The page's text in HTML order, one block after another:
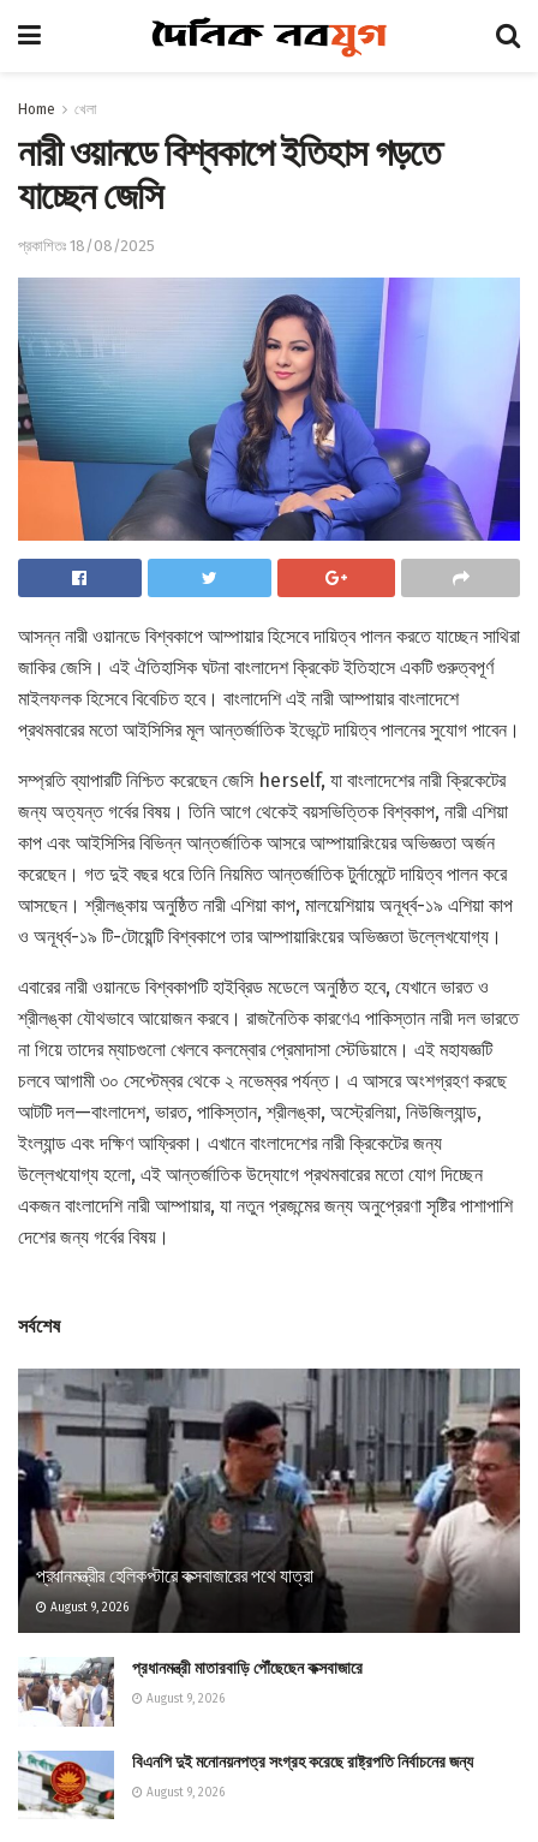
Home খেলা
নারী ওয়ানডে বিশ্বকাপে ইতিহাস গড়তে
যাচ্ছেন জেসি
প্রকাশিতঃ 18/08/2025
আসন্ন নারী ওয়ানডে বিশ্বকাপে আম্পায়ার হিসেবে দায়িত্ব পালন করতে যাচ্ছেন সাথিরা
জাকির জেসি। এই ঐতিহাসিক ঘটনা বাংলাদেশ ক্রিকেট ইতিহাসে একটি গুরুত্বপূর্ণ
মাইলফলক হিসেবে বিবেচিত হবে। বাংলাদেশি এই নারী আম্পায়ার বাংলাদেশে
প্রথমবারের মতো আইসিসির মূল আন্তর্জাতিক ইভেন্টে দায়িত্ব পালনের সুযোগ পাবেন।
সম্প্রতি ব্যাপারটি নিশ্চিত করেছেন জেসি herself, যা বাংলাদেশের নারী ক্রিকেটের
জন্য অত্যন্ত গর্বের বিষয়। তিনি আগে থেকেই বয়সভিত্তিক বিশ্বকাপ, নারী এশিয়া
কাপ এবং আইসিসির বিভিন্ন আন্তর্জাতিক আসরে আম্পায়ারিংয়ের অভিজ্ঞতা অর্জন
করেছেন। গত দুই বছর ধরে তিনি নিয়মিত আন্তর্জাতিক টুর্নামেন্টে দায়িত্ব পালন করে
আসছেন। শ্রীলঙ্কায় অনুষ্ঠিত নারী এশিয়া কাপ, মালয়েশিয়ায় অনূর্ধ্ব-১৯ এশিয়া কাপ
ও অনূর্ধ্ব-১৯ টি-টোয়েন্টি বিশ্বকাপে তার আম্পায়ারিংয়ের অভিজ্ঞতা উল্লেখযোগ্য।
এবারের নারী ওয়ানডে বিশ্বকাপটি হাইব্রিড মডেলে অনুষ্ঠিত হবে, যেখানে ভারত ও
শ্রীলঙ্কা যৌথভাবে আয়োজন করবে। রাজনৈতিক কারণেএ পাকিস্তান নারী দল ভারতে
না গিয়ে তাদের ম্যাচগুলো খেলবে কলম্বোর প্রেমাদাসা স্টেডিয়ামে। এই মহাযজ্ঞটি
চলবে আগামী ৩০ সেপ্টেম্বর থেকে ২ নভেম্বর পর্যন্ত। এ আসরে অংশগ্রহণ করছে
আটটি দল—বাংলাদেশ, ভারত, পাকিস্তান, শ্রীলঙ্কা, অস্ট্রেলিয়া, নিউজিল্যান্ড,
ইংল্যান্ড এবং দক্ষিণ আফ্রিকা। এখানে বাংলাদেশের নারী ক্রিকেটের জন্য
উল্লেখযোগ্য হলো, এই আন্তর্জাতিক উদ্যোগে প্রথমবারের মতো যোগ দিচ্ছেন
একজন বাংলাদেশি নারী আম্পায়ার, যা নতুন প্রজন্মের জন্য অনুপ্রেরণা সৃষ্টির পাশাপাশি
দেশের জন্য গর্বের বিষয়।
সর্বশেষ
প্রধানমন্ত্রীর হেলিকপ্টারে কক্সবাজারের পথে যাত্রা
August 9, 2026
প্রধানমন্ত্রী মাতারবাড়ি পৌঁছেছেন কক্সবাজারে
August 9, 2026
বিএনপি দুই মনোনয়নপত্র সংগ্রহ করেছে রাষ্ট্রপতি নির্বাচনের জন্য
August 9, 2026